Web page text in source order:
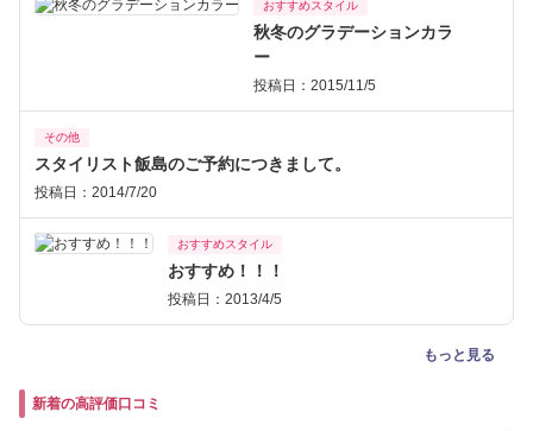
おすすめスタイル
秋冬のグラデーションカラ
ー
投稿日：2015/11/5
その他
スタイリスト飯島のご予約につきまして。
投稿日：2014/7/20
おすすめスタイル
おすすめ！！！
投稿日：2013/4/5
もっと見る
新着の高評価口コミ